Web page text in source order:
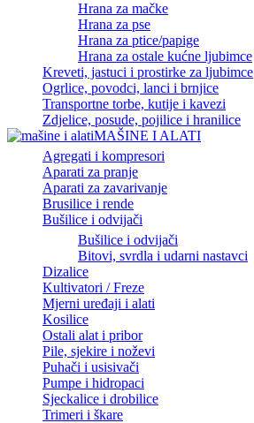
Hrana za mačke
Hrana za pse
Hrana za ptice/papige
Hrana za ostale kućne ljubimce
Kreveti, jastuci i prostirke za ljubimce
Ogrlice, povodci, lanci i brnjice
Transportne torbe, kutije i kavezi
Zdjelice, posude, pojilice i hranilice
MAŠINE I ALATI
Agregati i kompresori
Aparati za pranje
Aparati za zavarivanje
Brusilice i rende
Bušilice i odvijači
Bušilice i odvijači
Bitovi, svrdla i udarni nastavci
Dizalice
Kultivatori / Freze
Mjerni uređaji i alati
Kosilice
Ostali alat i pribor
Pile, sjekire i noževi
Puhači i usisivači
Pumpe i hidropaci
Sjeckalice i drobilice
Trimeri i škare